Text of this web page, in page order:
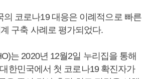
의 코로나19 대응은 이례적으로 빠른
구축 사례로 평가되었다.
는 2020년 12월2일 누리집을 통해
한민국에서 첫 코로나19 확진자가